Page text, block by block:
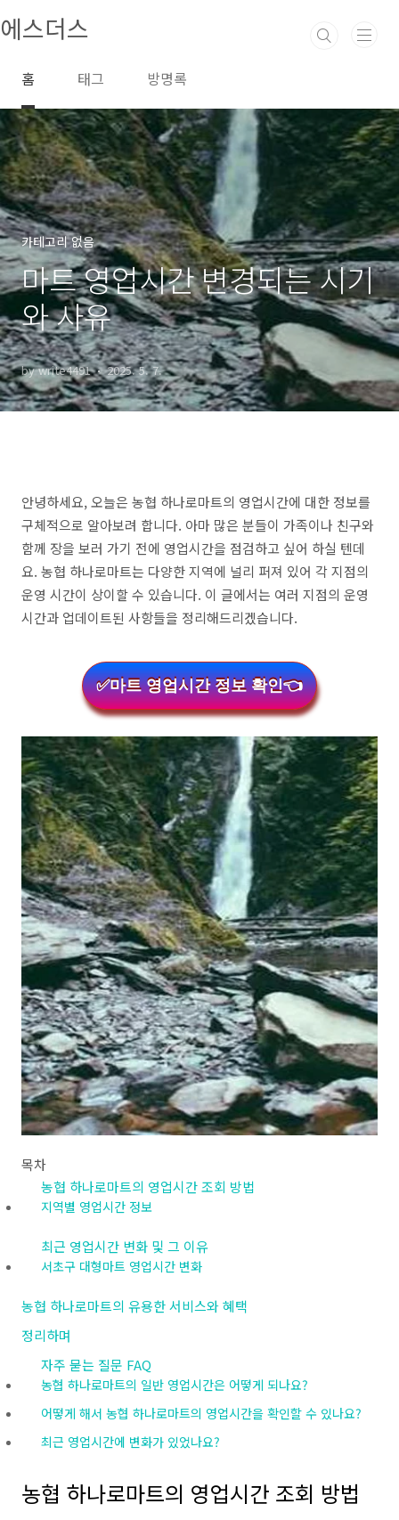
에스더스
홈 태그 방명록
카테고리 없음
마트 영업시간 변경되는 시기
와 사유
by write4491 2025. 5. 7.
안녕하세요, 오늘은 농협 하나로마트의 영업시간에 대한 정보를
구체적으로 알아보려 합니다. 아마 많은 분들이 가족이나 친구와
함께 장을 보러 가기 전에 영업시간을 점검하고 싶어 하실 텐데
요. 농협 하나로마트는 다양한 지역에 널리 퍼져 있어 각 지점의
운영 시간이 상이할 수 있습니다. 이 글에서는 여러 지점의 운영
시간과 업데이트된 사항들을 정리해드리겠습니다.
✅마트 영업시간 정보 확인👈
목차
농협 하나로마트의 영업시간 조회 방법
지역별 영업시간 정보
최근 영업시간 변화 및 그 이유
서초구 대형마트 영업시간 변화
농협 하나로마트의 유용한 서비스와 혜택
정리하며
자주 묻는 질문 FAQ
농협 하나로마트의 일반 영업시간은 어떻게 되나요?
어떻게 해서 농협 하나로마트의 영업시간을 확인할 수 있나요?
최근 영업시간에 변화가 있었나요?
농협 하나로마트의 영업시간 조회 방법